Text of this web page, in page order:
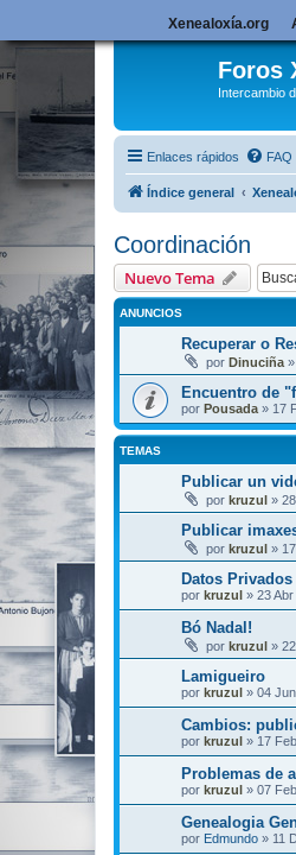
Foros
Intercambio
Enlaces rápidos FAQ
Índice general
Coordinación
Nuevo Tema
ANUNCIOS
Recuperar o
por Dinuciña »
Encuentro de
por Pousada » 17
TEMAS
Publicar un
por kruzul »
Publicar
por kruzul »
Datos Privados
por kruzul » 23
Bó Nadal!
por kruzul »
Lamigueiro
por kruzul » 04
Cambios:
por kruzul » 17
Problemas de
por kruzul » 07
Genealogia
por Edmundo » 11
Xenealoxía.org